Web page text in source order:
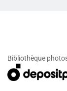
Bibliothèque